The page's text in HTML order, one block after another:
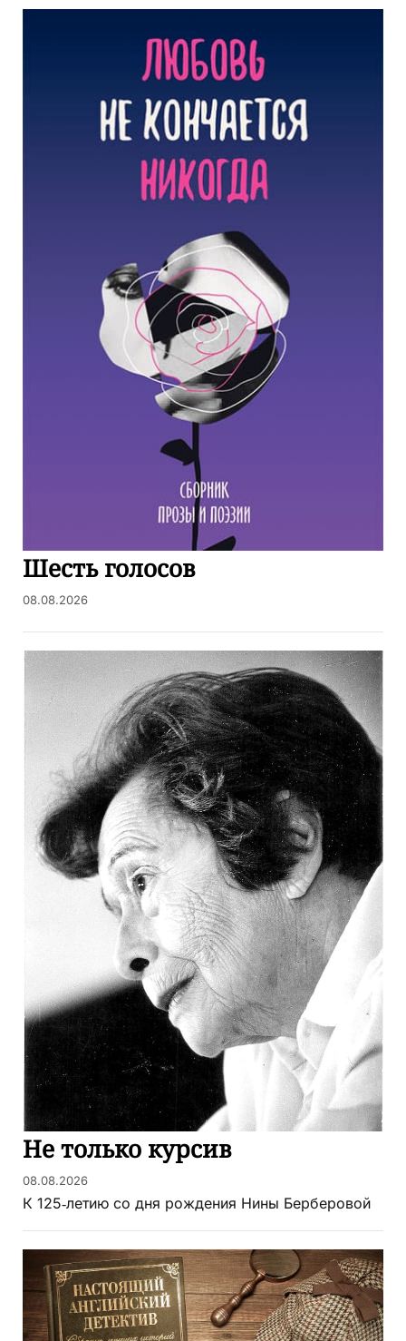
Шесть голосов
08.08.2026
Не только курсив
08.08.2026
К 125‑летию со дня рождения Нины Берберовой